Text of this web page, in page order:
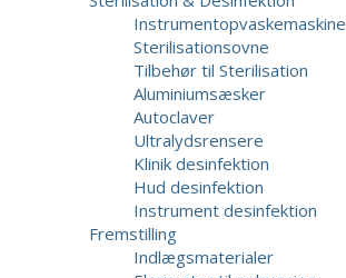
Instrumentopvaskemaskine
Sterilisationsovne
Tilbehør til Sterilisation
Aluminiumsæsker
Autoclaver
Ultralydsrensere
Klinik desinfektion
Hud desinfektion
Instrument desinfektion
Fremstilling
Indlægsmaterialer